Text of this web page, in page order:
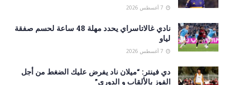
نادي غالاتاسراي يحدد مهلة 48 ساعة لحسم صفقة
لياو
دي فينتر: “ميلان ناد يفرض عليك الضغط من أجل
الفوز بالألقاب و الدوري”